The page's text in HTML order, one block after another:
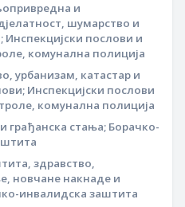
и
шумарство и
послови и
комунална полиција
урбанизам, катастар и
Инспекцијски послови
комунална полиција
грађанска стања; Борачко-
здравство,
новчане накнаде и
инвалидска заштита